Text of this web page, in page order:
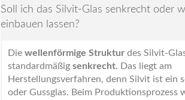
Soll ich das Silvit-Glas senkrecht oder
einbauen lassen?
Die wellenförmige Struktur des Silvit-
standardmäßig senkrecht. Das liegt am
Herstellungsverfahren, denn Silvit ist ein
oder Gussglas. Beim Produktionsprozess